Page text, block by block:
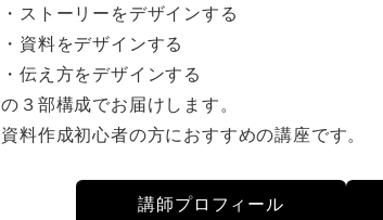
・ストーリーをデザインする
・資料をデザインする
・伝え方をデザインする
の３部構成でお届けします。
資料作成初心者の方におすすめの講座です。
講師プロフィール